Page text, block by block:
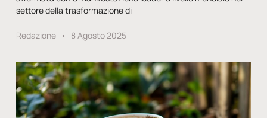
settore della trasformazione di
Redazione 8 Agosto 2025